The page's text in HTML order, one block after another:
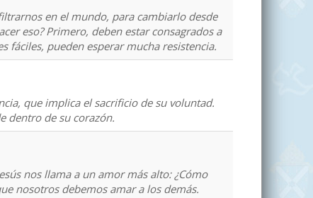
en el mundo, para cambiarlo desde
eso? Primero, deben estar consagrados a
fáciles, pueden esperar mucha resistencia.
que implica el sacrificio de su voluntad.
dentro de su corazón.
nos llama a un amor más alto: ¿Cómo
nosotros debemos amar a los demás.